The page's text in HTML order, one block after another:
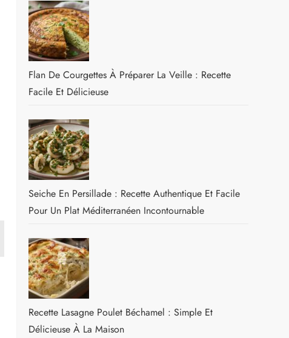
Flan De Courgettes À Préparer La Veille : Recette
Facile Et Délicieuse
Seiche En Persillade : Recette Authentique Et Facile
Pour Un Plat Méditerranéen Incontournable
Recette Lasagne Poulet Béchamel : Simple Et
Délicieuse À La Maison